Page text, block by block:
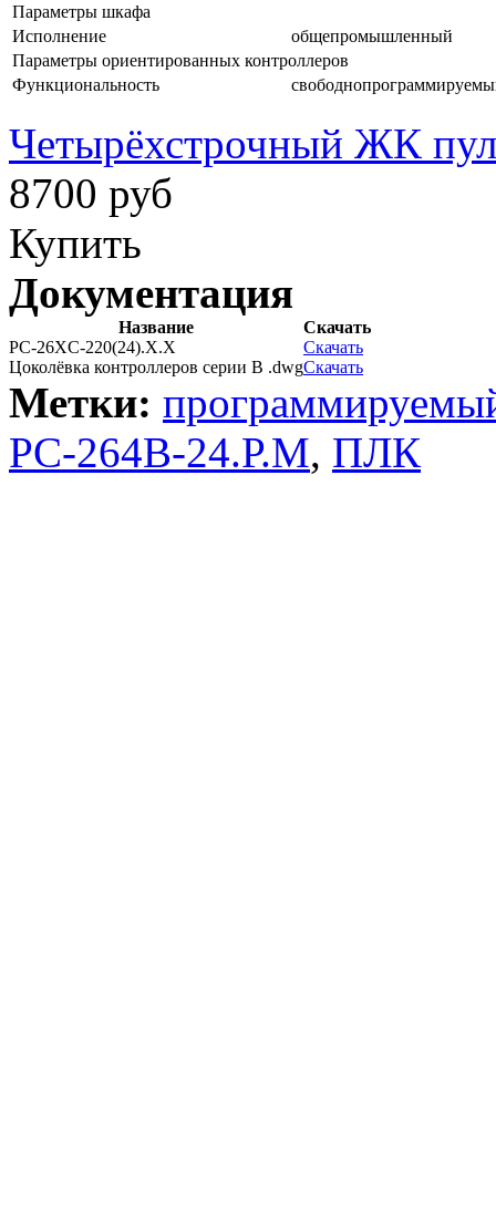
Параметры шкафа
Исполнение
общепромышленный
Параметры ориентированных контроллеров
Функциональность
Четырёхстрочный ЖК
8700 руб
Купить
Документация
Название
Скачать
РС-26XС-220(24).Х.Х
Скачать
Цоколёвка контроллеров серии B .dwgСкачать
Метки:
РС-264B-24.Р.М, ПЛК